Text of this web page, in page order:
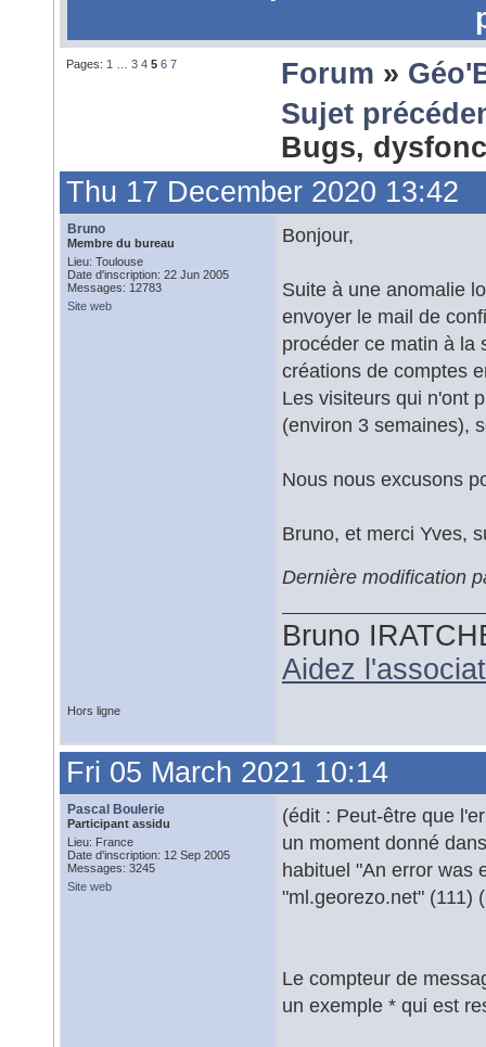
Pages: 1 3 4 5 6 7 Forum »
Sujet
Bugs,
Thu 17 December 2020 13:42
Bruno
Membre du bureau
Lieu: Toulouse
Date d'inscription: 22 Jun 2005
Messages: 12783
Site web
Bonjour,
Suite à une anomalie
envoyer le mail de
procéder ce matin à la
créations de comptes
Les visiteurs qui n'ont
(environ 3 semaines),
Nous nous excusons
Bruno, et merci Yves,
Dernière modification
Bruno
Aidez
Hors ligne
Fri 05 March 2021 10:14
Pascal Boulerie
Participant assidu
Lieu: France
Date d'inscription: 12 Sep 2005
Messages: 3245
Site web
(édit : Peut-être que
un moment donné
habituel "An error was
"ml.georezo.net" (111)
Le compteur de
un exemple * qui est